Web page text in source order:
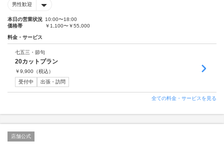
男性歓迎
本日の営業状況 10:00〜18:00
価格帯
￥1,100〜￥55,000
料金・サービス
七五三・節句
20カットプラン
￥9,900 （税込）
受付中
出張・訪問
全ての料金・サービスを見る
店舗公式